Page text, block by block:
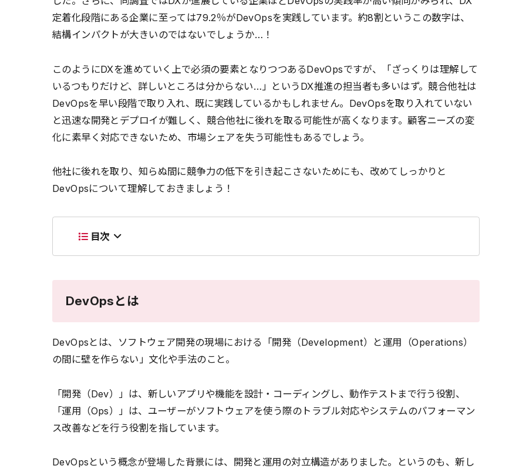
定着化段階にある企業に至っては79.2％がDevOpsを実践しています。約8割というこの数字は、
結構インパクトが大きいのではないでしょうか…！
このようにDXを進めていく上で必須の要素となりつつあるDevOpsですが、「ざっくりは理解して
いるつもりだけど、詳しいところは分からない…」というDX推進の担当者も多いはず。競合他社は
DevOpsを早い段階で取り入れ、既に実践しているかもしれません。DevOpsを取り入れていない
と迅速な開発とデプロイが難しく、競合他社に後れを取る可能性が高くなります。顧客ニーズの変
化に素早く対応できないため、市場シェアを失う可能性もあるでしょう。
他社に後れを取り、知らぬ間に競争力の低下を引き起こさないためにも、改めてしっかりと
DevOpsについて理解しておきましょう！
目次
DevOpsとは
DevOpsとは、ソフトウェア開発の現場における「開発（Development）と運用（Operations）
の間に壁を作らない」文化や手法のこと。
「開発（Dev）」は、新しいアプリや機能を設計・コーディングし、動作テストまで行う役割、
「運用（Ops）」は、ユーザーがソフトウェアを使う際のトラブル対応やシステムのパフォーマン
ス改善などを行う役割を指しています。
DevOpsという概念が登場した背景には、開発と運用の対立構造がありました。というのも、新し